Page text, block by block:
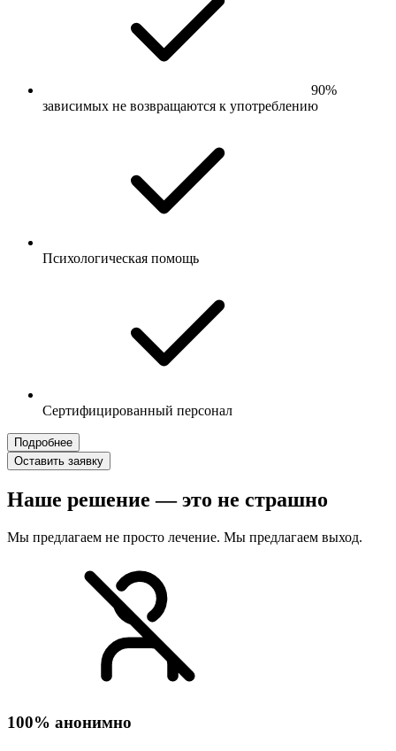
90%
зависимых не возвращаются к употреблению
Психологическая помощь
Сертифицированный персонал
Подробнее
Оставить заявку
Наше решение — это не страшно
Мы предлагаем не просто лечение. Мы предлагаем выход.
100% анонимно